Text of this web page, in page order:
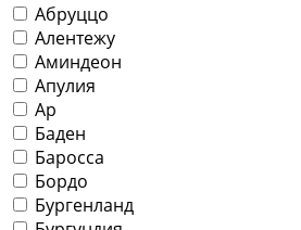
Абруццо
Алентежу
Аминдеон
Апулия
Ар
Баден
Баросса
Бордо
Бургенланд